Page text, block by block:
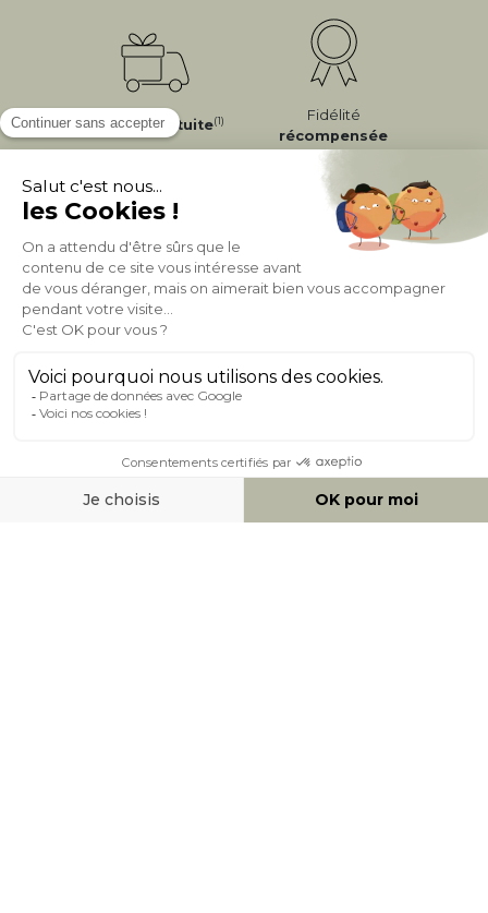
LivraisonGratuite(1)
Fidélité
récompensée
Expéditionen
24/72h
Appelez-nous Au
050 92 00 74